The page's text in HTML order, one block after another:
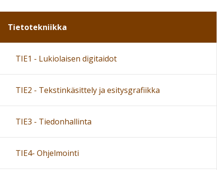
Tietotekniikka
TIE1 - Lukiolaisen digitaidot
TIE2 - Tekstinkäsittely ja esitysgrafiikka
TIE3 - Tiedonhallinta
TIE4- Ohjelmointi